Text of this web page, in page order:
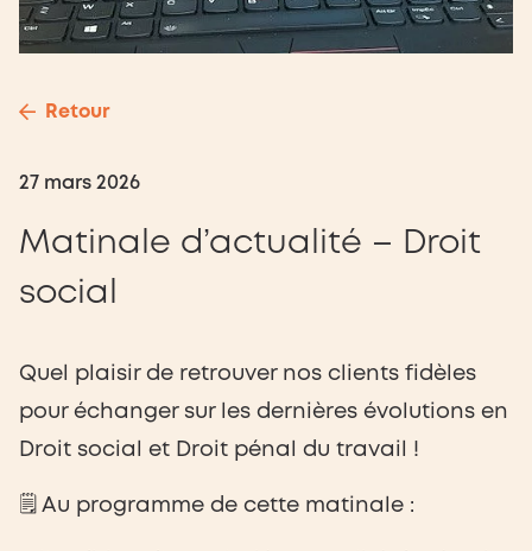
Retour
27 mars 2026
Matinale d’actualité – Droit
social
Quel plaisir de retrouver nos clients fidèles
pour échanger sur les dernières évolutions en
Droit social et Droit pénal du travail !
🗒️ Au programme de cette matinale :